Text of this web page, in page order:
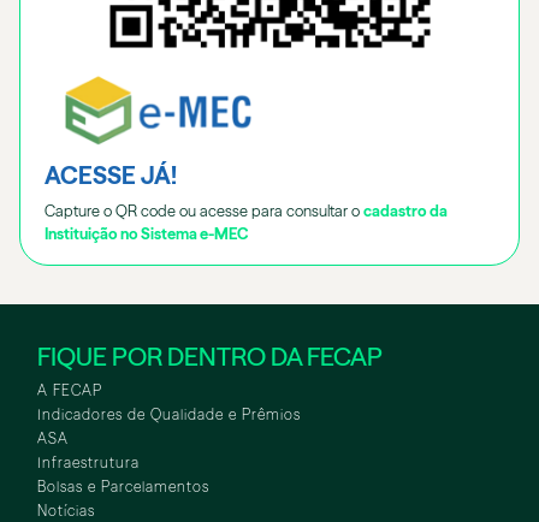
ACESSE JÁ!
Capture o QR code ou acesse para consultar o cadastro da
Instituição no Sistema e-MEC
FIQUE POR DENTRO DA FECAP
A FECAP
Indicadores de Qualidade e Prêmios
ASA
Infraestrutura
Bolsas e Parcelamentos
Notícias